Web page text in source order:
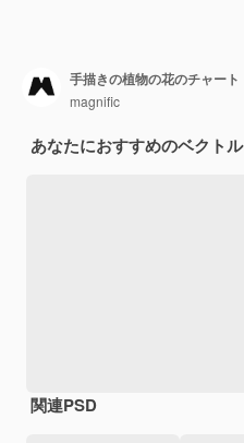
手描きの植物の花のチャート
magnific
あなたにおすすめのベクトル
関連PSD